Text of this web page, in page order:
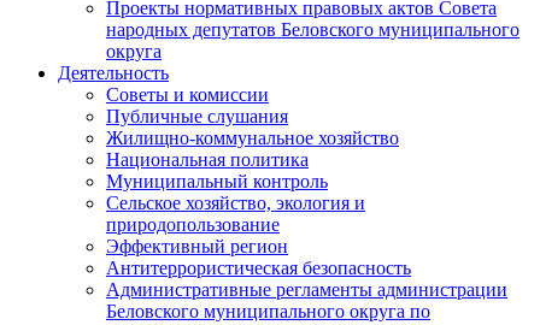
Проекты нормативных правовых актов Совета
народных депутатов Беловского муниципального
округа
Деятельность
Советы и комиссии
Публичные слушания
Жилищно-коммунальное хозяйство
Национальная политика
Муниципальный контроль
Сельское хозяйство, экология и
природопользование
Эффективный регион
Антитеррористическая безопасность
Административные регламенты администрации
Беловского муниципального округа по